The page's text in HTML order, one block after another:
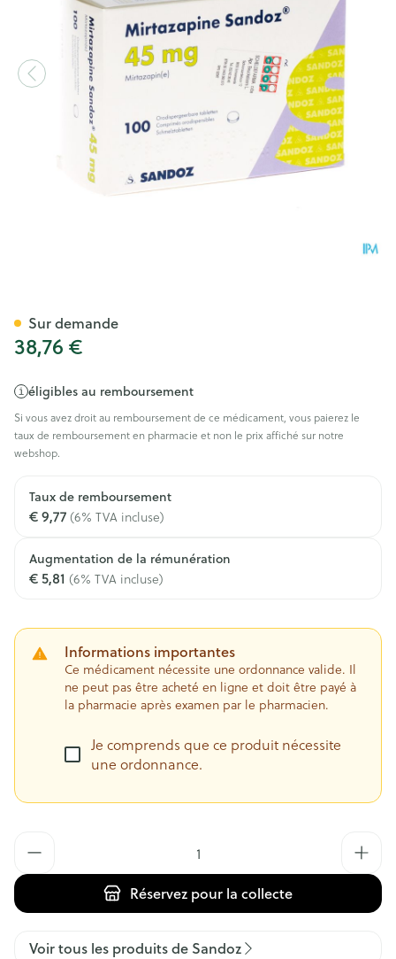
38,76 €
éligibles au remboursement
Si vous avez droit au remboursement de ce médicament, vous paierez le
taux de remboursement en pharmacie et non le prix affiché sur notre
webshop.
Taux de remboursement
€ 9,77(6% TVA incluse)
Augmentation de la rémunération
€ 5,81 (6% TVA incluse)
Informations importantes
Ce médicament nécessite une ordonnance valide. Il
ne peut pas être acheté en ligne et doit être payé à
la pharmacie après examen par le pharmacien.
Je comprends que ce produit nécessite
une ordonnance.
Réservez pour la collecte
Sur demande
Voir tous les produits de Sandoz